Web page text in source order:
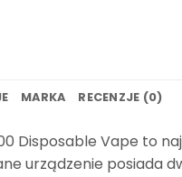
MARKA RECENZJE (0)
Disposable Vape to
urządzenie posiada